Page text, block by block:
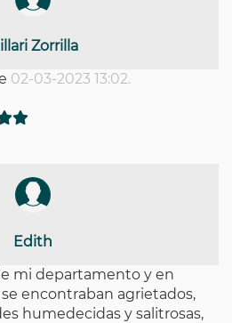
Zorrilla
02-03-2023 13:02.
Edith
mi departamento y en
encontraban agrietados,
humedecidas y salitrosas,